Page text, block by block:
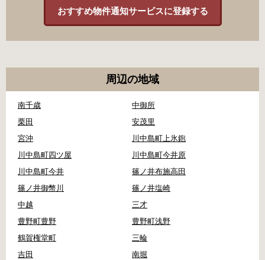
おすすめ物件通知サービスに登録する
周辺の地域
南千歳
中御所
栗田
安茂里
宮沖
川中島町上氷鉋
川中島町四ツ屋
川中島町今井原
川中島町今井
篠ノ井布施高田
篠ノ井御幣川
篠ノ井塩崎
中越
三才
豊野町豊野
豊野町浅野
鶴賀権堂町
三輪
吉田
南堀